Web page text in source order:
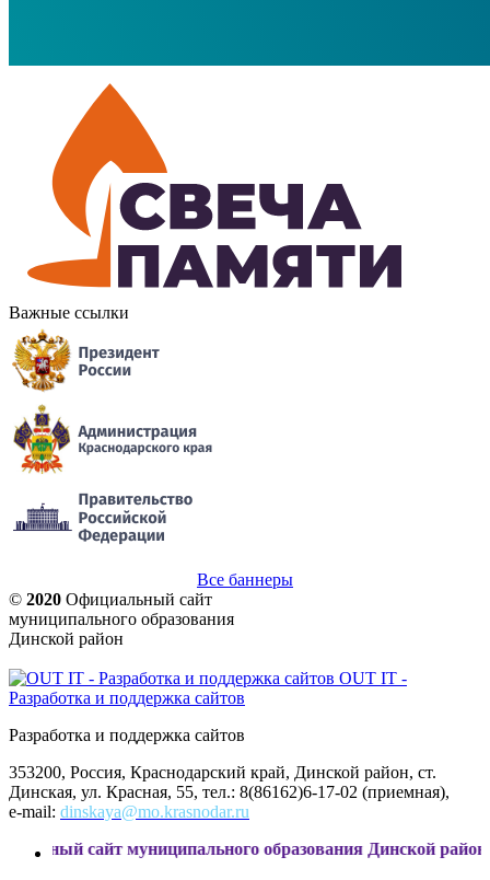
Важные ссылки
Все баннеры
© 2020 Официальный сайт
муниципального образования
Динской район
OUT IT -
Разработка и поддержка сайтов
Разработка и поддержка сайтов
353200, Россия, Краснодарский край, Динской район, ст.
Динская, ул. Красная, 55, тел.: 8(86162)6-17-02 (приемная),
e-mail: dinskaya@mo.krasnodar.ru
муниципального образования Динской район